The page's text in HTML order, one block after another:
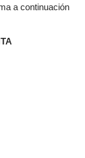
a continuación